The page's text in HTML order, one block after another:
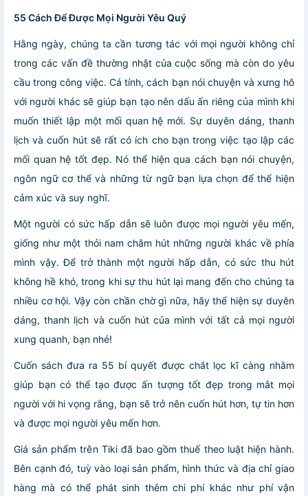
55 Cách Để Được Mọi Người Yêu Quý
Hằng ngày, chúng ta cần tương tác với mọi người không chỉ
trong các vấn đề thường nhật của cuộc sống mà còn do yêu
cầu trong công việc. Cá tính, cách bạn nói chuyện và xưng hô
với người khác sẽ giúp bạn tạo nên dấu ấn riêng của mình khi
muốn thiết lập một mối quan hệ mới. Sự duyên dáng, thanh
lịch và cuốn hút sẽ rất có ích cho bạn trong việc tạo lập các
mối quan hệ tốt đẹp. Nó thể hiện qua cách bạn nói chuyện,
ngôn ngữ cơ thể và những từ ngữ bạn lựa chọn để thể hiện
cảm xúc và suy nghĩ.
Một người có sức hấp dẫn sẽ luôn được mọi người yêu mến,
giống như một thỏi nam châm hút những người khác về phía
mình vậy. Để trở thành một người hấp dẫn, có sức thu hút
không hề khó, trong khi sự thu hút lại mang đến cho chúng ta
nhiều cơ hội. Vậy còn chần chờ gì nữa, hãy thể hiện sự duyên
dáng, thanh lịch và cuốn hút của mình với tất cả mọi người
xung quanh, bạn nhé!
Cuốn sách đưa ra 55 bí quyết được chắt lọc kĩ càng nhằm
giúp bạn có thể tạo được ấn tượng tốt đẹp trong mắt mọi
người với hi vọng rằng, bạn sẽ trở nên cuốn hút hơn, tự tin hơn
và được mọi người yêu mến hơn.
Giá sản phẩm trên Tiki đã bao gồm thuế theo luật hiện hành.
Bên cạnh đó, tuỳ vào loại sản phẩm, hình thức và địa chỉ giao
hàng mà có thể phát sinh thêm chi phí khác như phí vận